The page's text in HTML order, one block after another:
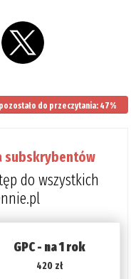
pozostało do przeczytania: 47%
subskrybentów
do wszystkich
GPC - na 1 rok
420 zł